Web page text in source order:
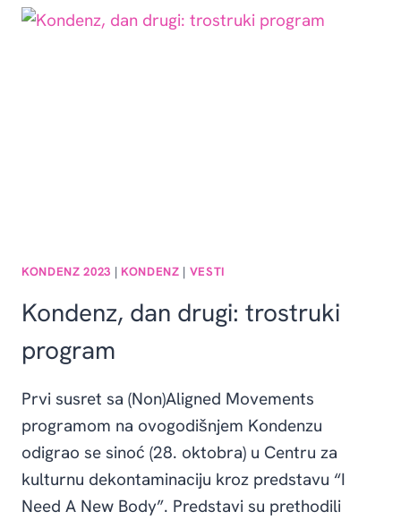
KONDENZ 2023 KONDENZ VESTI
Kondenz, dan drugi: trostruki
program
Prvi susret sa (Non)Aligned Movements
programom na ovogodišnjem Kondenzu
odigrao se sinoć (28. oktobra) u Centru za
kulturnu dekontaminaciju kroz predstavu “I
Need A New Body”. Predstavi su prethodili